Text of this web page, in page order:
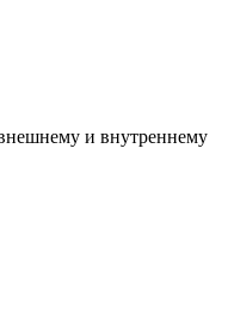
и внутреннему